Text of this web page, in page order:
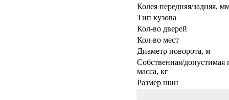
Колея передняя/задняя,
Тип кузова
Кол-во дверей
Кол-во мест
Диаметр поворота, м
Собственная/допустимая
масса, кг
Размер шин